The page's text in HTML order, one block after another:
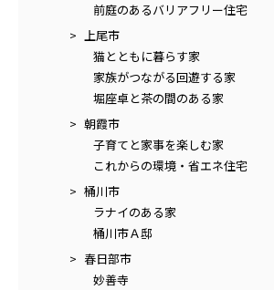
前庭のあるバリアフリー住宅
上尾市
猫とともに暮らす家
家族がつながる回遊する家
堀座卓と茶の間のある家
朝霞市
子育てと家事を楽しむ家
これからの環境・省エネ住宅
桶川市
ラナイのある家
桶川市Ａ邸
春日部市
妙善寺